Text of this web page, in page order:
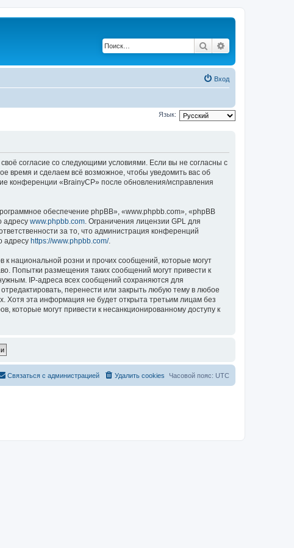
Поиск
Вход
Язык:
согласие со следующими условиями. Если вы не согласны с
время и сделаем всё возможное, чтобы уведомить вас об
конференции «BrainyCP» после обновления/исправления
обеспечение phpBB», «www.phpbb.com», «phpBB
адресу www.phpbb.com. Ограничения лицензии GPL для
за то, что администрация конференций
адресу https://www.phpbb.com/.
национальной розни и прочих сообщений, которые могут
Попытки размещения таких сообщений могут привести к
IP-адреса всех сообщений сохраняются для
перенести или закрыть любую тему в любое
Хотя эта информация не будет открыта третьим лицам без
которые могут привести к несанкционированному доступу к
Часовой пояс: UTC
Удалить cookies
Связаться с администрацией